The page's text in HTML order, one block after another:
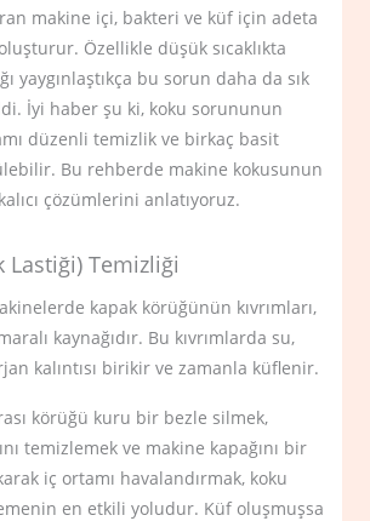
makine içi, bakteri ve küf için adeta
Özellikle düşük sıcaklıkta
yaygınlaştıkça bu sorun daha da sık
İyi haber şu ki, koku sorununun
düzenli temizlik ve birkaç basit
Bu rehberde makine kokusunun
çözümlerini anlatıyoruz.
Lastiği) Temizliği
kapak körüğünün kıvrımları,
kaynağıdır. Bu kıvrımlarda su,
kalıntısı birikir ve zamanla küflenir.
körüğü kuru bir bezle silmek,
temizlemek ve makine kapağını bir
iç ortamı havalandırmak, koku
en etkili yoludur. Küf oluşmuşsa